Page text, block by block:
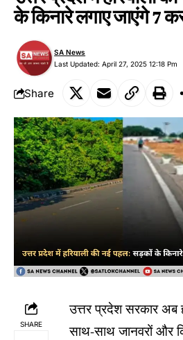
के किनारे लगाए जाएंगे 7
Last Updated: April 27, 2025 12:18 Pm
SA News
Share
SHARE
उत्तर प्रदेश सरकार अब
साथ-साथ जानवरों और